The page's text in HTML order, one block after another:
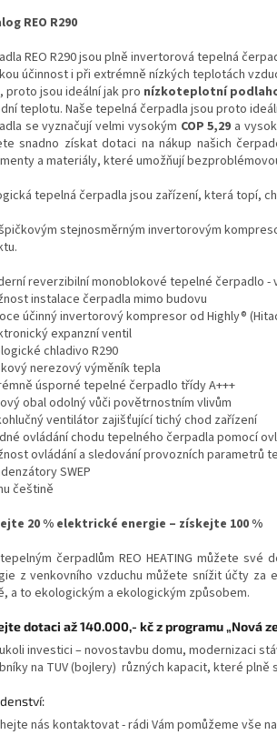
REO R290
REO R290 jsou plně invertorová tepelná
účinnost i při extrémně nízkých teplotách
proto jsou ideální jak pro nízkoteplotní
teplotu. Naše tepelná čerpadla jsou proto
se vyznačují velmi vysokým COP 5,29 a
snadno získat dotaci na nákup našich
a materiály, které umožňují
tepelná čerpadla jsou zařízení, která topí,
stejnosměrným invertorovým
reverzibilní monoblokové tepelné čerpadlo -
instalace čerpadla mimo budovu
účinný invertorový kompresor od Highly®
expanzní ventil
chladivo R290
nerezový výměník tepla
úsporné tepelné čerpadlo třídy A+++
obal odolný vůči povětrnostním vlivům
ventilátor zajišťující tichý chod zařízení
ovládání chodu tepelného čerpadla pomocí
ovládání a sledování provozních parametrů
SWEP
češtině
20 % elektrické energie – získejte 100 %
čerpadlům REO HEATING můžete
z venkovního vzduchu můžete snížit účty za
a to ekologickým a ekologickým způsobem.
dotaci až 140.000,- kč z programu „Nová
investici – novostavbu domu, modernizaci
na TUV (bojlery) různých kapacit, které plně
nás kontaktovat - rádi Vám pomůžeme vše